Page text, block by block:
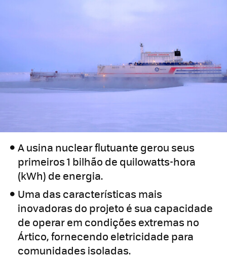
A usina nuclear flutuante gerou seus
primeiros 1 bilhão de quilowatts-hora
(kWh) de energia.
Uma das características mais
inovadoras do projeto é sua capacidade
de operar em condições extremas no
Ártico, fornecendo eletricidade para
comunidades isoladas.